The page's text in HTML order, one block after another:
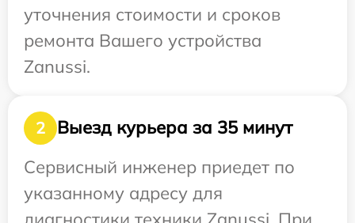
уточнения стоимости и сроков
ремонта Вашего устройства
Zanussi.
2
Выезд курьера за 35 минут
Сервисный инженер приедет по
указанному адресу для